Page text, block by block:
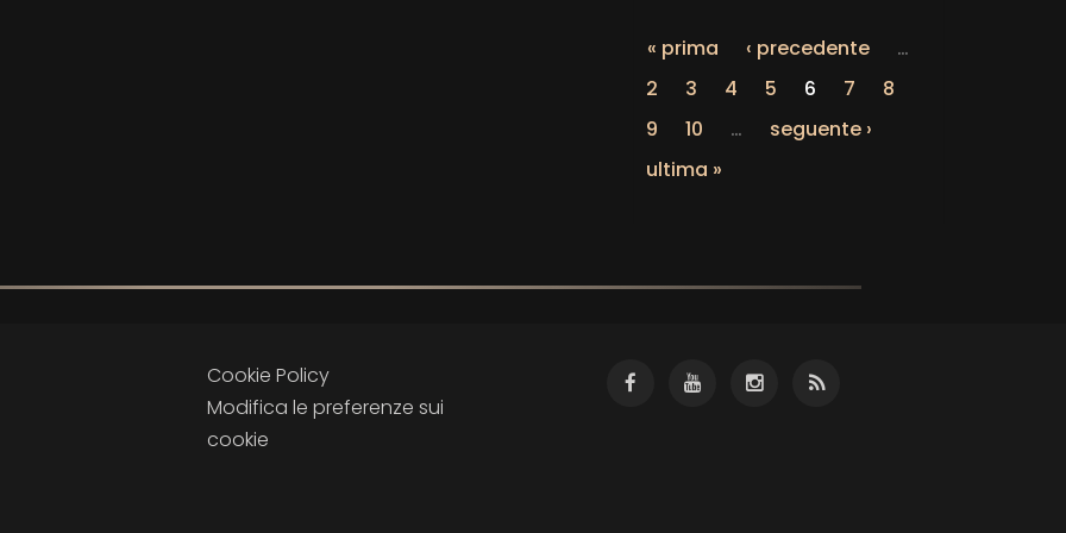
« prima ‹ precedente
…
2
3 4 5 6 7
8
9
10 …
seguente ›
ultima »
Cookie Policy
Modifica le preferenze sui
cookie